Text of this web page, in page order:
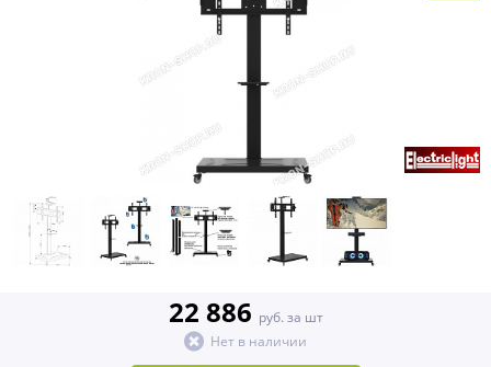
22 886 руб. за шт
Нет в наличии